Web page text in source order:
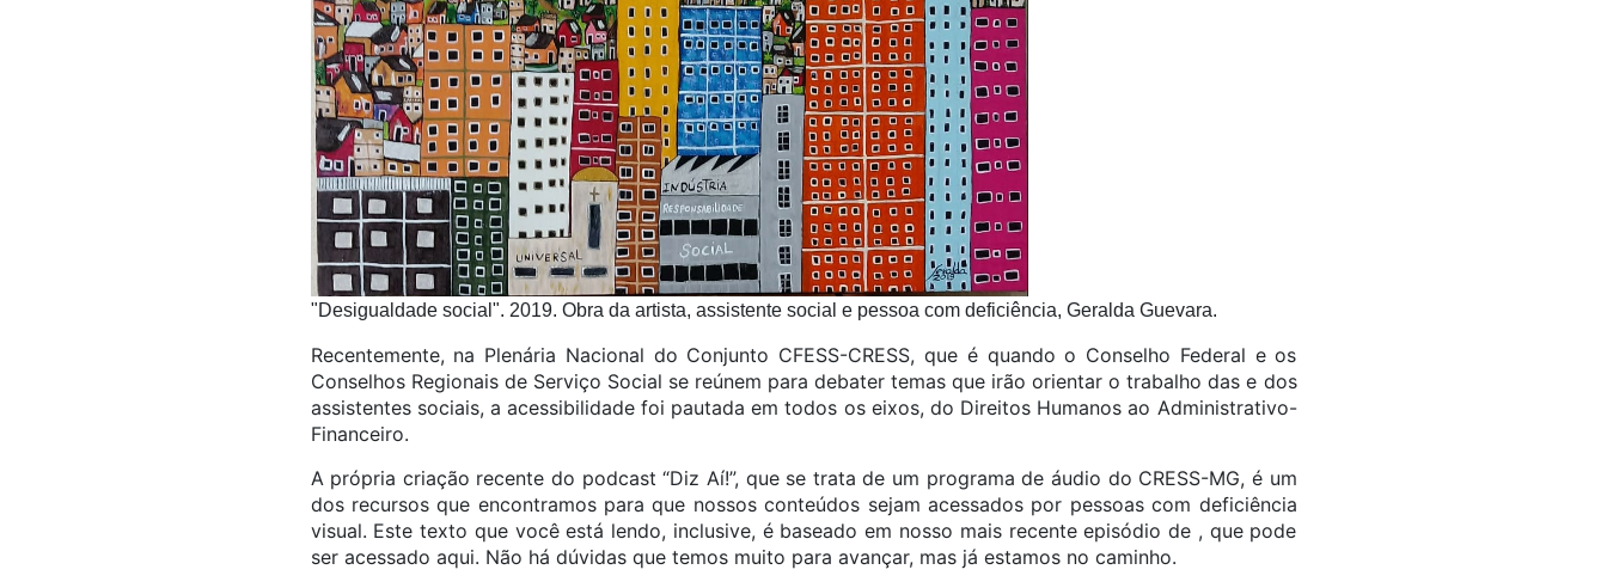
"Desigualdade social". 2019. Obra da artista, assistente social e pessoa com deficiência, Geralda Guevara.
Recentemente, na Plenária Nacional do Conjunto CFESS-CRESS, que é quando o Conselho Federal e os
Conselhos Regionais de Serviço Social se reúnem para debater temas que irão orientar o trabalho das e dos
assistentes sociais, a acessibilidade foi pautada em todos os eixos, do Direitos Humanos ao Administrativo-
Financeiro.
A própria criação recente do podcast “Diz Aí!”, que se trata de um programa de áudio do CRESS-MG, é um
dos recursos que encontramos para que nossos conteúdos sejam acessados por pessoas com deficiência
visual. Este texto que você está lendo, inclusive, é baseado em nosso mais recente episódio de , que pode
ser acessado aqui. Não há dúvidas que temos muito para avançar, mas já estamos no caminho.